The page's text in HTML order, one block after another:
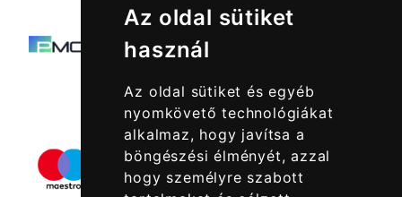
Az oldal sütiket
használ
Az oldal sütiket és egyéb
nyomkövető technológiákat
alkalmaz, hogy javítsa a
böngészési élményét, azzal
hogy személyre szabott